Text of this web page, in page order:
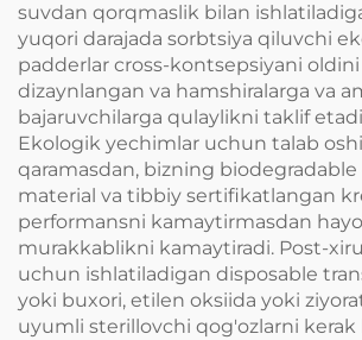
suvdan qorqmaslik bilan
yuqori darajada sorbtsiya qiluvchi
padderlar cross-kontsepsiyani
dizaynlangan va hamshiralarga va
bajaruvchilarga qulaylikni taklif
Ekologik yechimlar uchun talab
qaramasdan, bizning
material va tibbiy sertifikatlangan
performansni kamaytirmasdan
murakkablikni kamaytiradi. Post-
uchun ishlatiladigan disposable
yoki buxori, etilen oksiida yoki
uyumli sterillovchi qog'ozlarni kerak